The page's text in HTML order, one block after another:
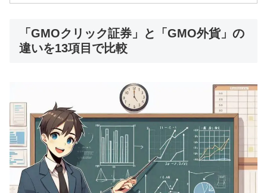
「GMOクリック証券」と「GMO外貨」の
違いを13項目で比較